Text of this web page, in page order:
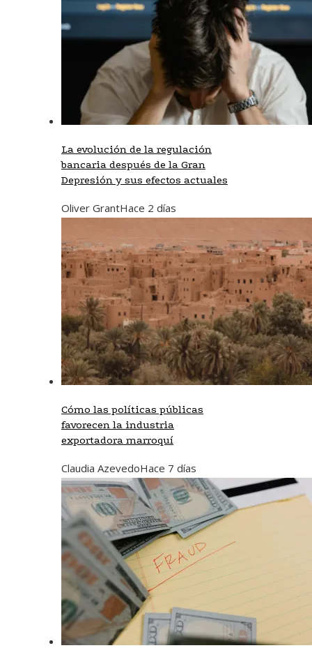
La evolución de la regulación
bancaria después de la Gran
Depresión y sus efectos actuales
Oliver GrantHace 2 días
Cómo las políticas públicas
favorecen la industria
exportadora marroquí
Claudia AzevedoHace 7 días